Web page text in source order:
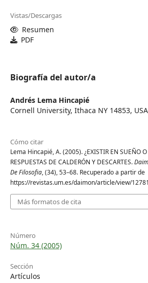
Vistas/Descargas
Resumen
PDF
Biografía del autor/a
Andrés Lema Hincapié
Cornell University, Ithaca NY 14853, USA
Cómo citar
Lema Hincapié, A. (2005). ¿EXISTIR EN SUEÑO
RESPUESTAS DE CALDERÓN Y DESCARTES.
De Filosofia, (34), 53–68. Recuperado a partir de
https://revistas.um.es/daimon/article/view/12781
Más formatos de cita
Número
Núm. 34 (2005)
Sección
Artículos